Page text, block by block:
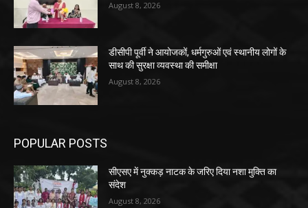
August 8, 2026
डीसीपी पूर्वी ने आयोजकों, धर्मगुरुओं एवं स्थानीय लोगों के
साथ की सुरक्षा व्यवस्था की समीक्षा
August 8, 2026
POPULAR POSTS
सीएसए में नुक्कड़ नाटक के जरिए दिया नशा मुक्ति का
संदेश
August 8, 2026